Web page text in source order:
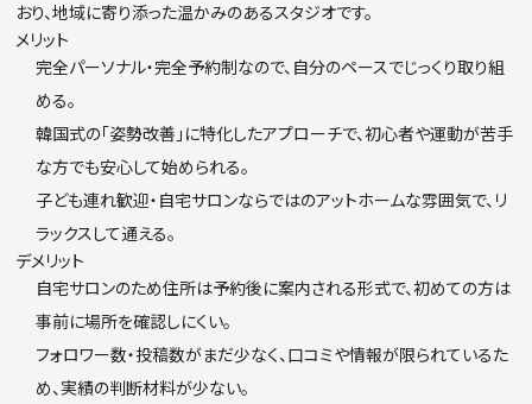
おり、地域に寄り添った温かみのあるスタジオです。
メリット
完全パーソナル・完全予約制なので、自分のペースでじっくり取り組
める。
韓国式の「姿勢改善」に特化したアプローチで、初心者や運動が苦手
な方でも安心して始められる。
子ども連れ歓迎・自宅サロンならではのアットホームな雰囲気で、リ
ラックスして通える。
デメリット
自宅サロンのため住所は予約後に案内される形式で、初めての方は
事前に場所を確認しにくい。
フォロワー数・投稿数がまだ少なく、口コミや情報が限られているた
め、実績の判断材料が少ない。